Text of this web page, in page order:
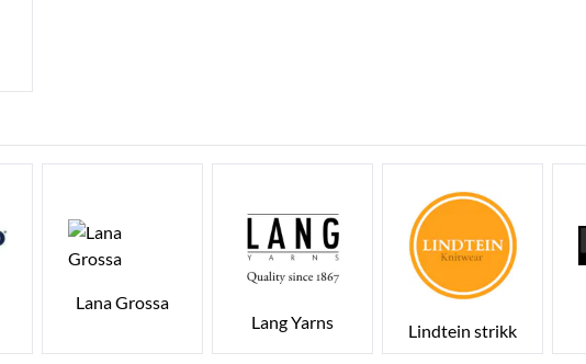
Lana Grossa
Lang Yarns
Lindtein strikk